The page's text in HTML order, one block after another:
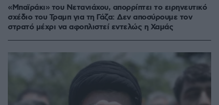
«Μπαϊράκι» του Νετανιάχου, απορρίπτει το ειρηνευτικό
σχέδιο του Τραμπ για τη Γάζα: Δεν αποσύρουμε τον
στρατό μέχρι να αφοπλιστεί εντελώς η Χαμάς